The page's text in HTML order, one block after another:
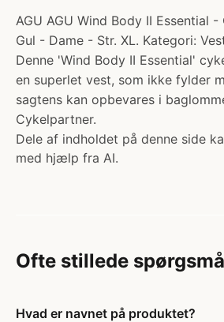
AGU AGU Wind Body II Essential
Gul - Dame - Str. XL. Kategori:
Denne 'Wind Body II Essential'
en superlet vest, som ikke fylder
sagtens kan opbevares i
Cykelpartner.
Dele af indholdet på denne side
med hjælp fra AI.
Ofte stillede
Hvad er navnet på produktet?